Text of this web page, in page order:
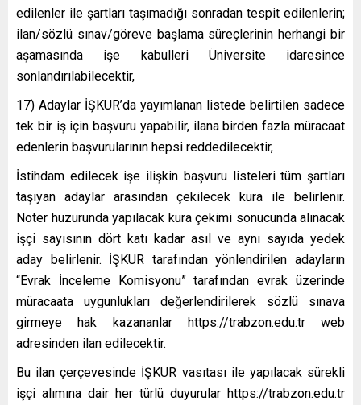
edilenler ile şartları taşımadığı sonradan tespit edilenlerin;
ilan/sözlü sınav/göreve başlama süreçlerinin herhangi bir
aşamasında işe kabulleri Üniversite idaresince
sonlandırılabilecektir,
17) Adaylar İŞKUR’da yayımlanan listede belirtilen sadece
tek bir iş için başvuru yapabilir, ilana birden fazla müracaat
edenlerin başvurularının hepsi reddedilecektir,
İstihdam edilecek işe ilişkin başvuru listeleri tüm şartları
taşıyan adaylar arasından çekilecek kura ile belirlenir.
Noter huzurunda yapılacak kura çekimi sonucunda alınacak
işçi sayısının dört katı kadar asıl ve aynı sayıda yedek
aday belirlenir. İŞKUR tarafından yönlendirilen adayların
“Evrak İnceleme Komisyonu” tarafından evrak üzerinde
müracaata uygunlukları değerlendirilerek sözlü sınava
girmeye hak kazananlar https://trabzon.edu.tr web
adresinden ilan edilecektir.
Bu ilan çerçevesinde İŞKUR vasıtası ile yapılacak sürekli
işçi alımına dair her türlü duyurular https://trabzon.edu.tr